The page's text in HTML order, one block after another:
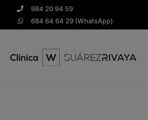
984 20 94 59
684 64 64 29 (WhatsApp)